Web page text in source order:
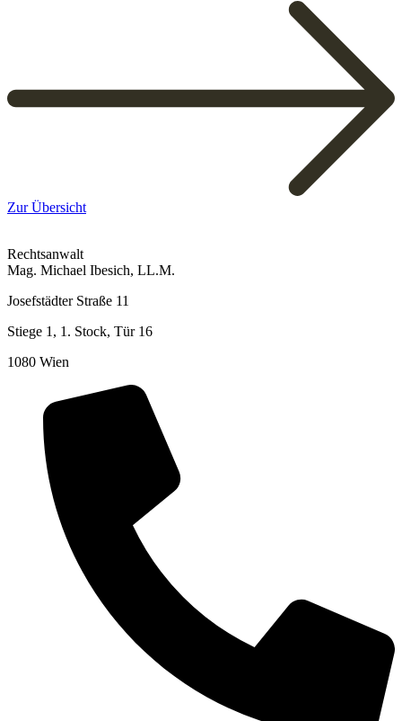
Zur Übersicht
Rechtsanwalt
Mag. Michael Ibesich, LL.M.
Josefstädter Straße 11
Stiege 1, 1. Stock, Tür 16
1080 Wien